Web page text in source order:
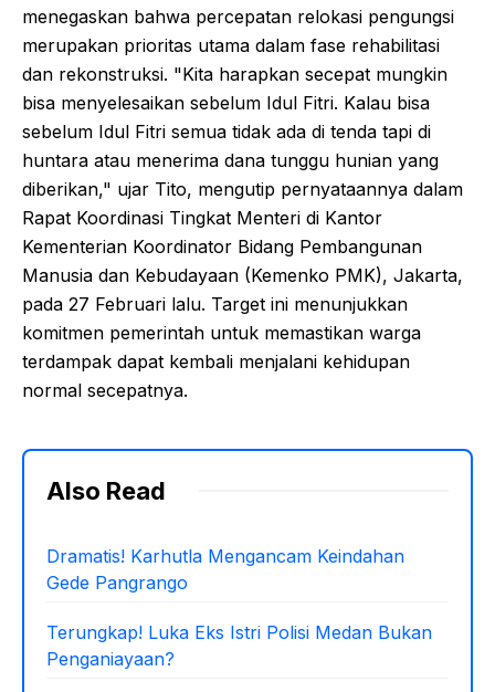
menegaskan bahwa percepatan relokasi pengungsi
merupakan prioritas utama dalam fase rehabilitasi
dan rekonstruksi. "Kita harapkan secepat mungkin
bisa menyelesaikan sebelum Idul Fitri. Kalau bisa
sebelum Idul Fitri semua tidak ada di tenda tapi di
huntara atau menerima dana tunggu hunian yang
diberikan," ujar Tito, mengutip pernyataannya dalam
Rapat Koordinasi Tingkat Menteri di Kantor
Kementerian Koordinator Bidang Pembangunan
Manusia dan Kebudayaan (Kemenko PMK), Jakarta,
pada 27 Februari lalu. Target ini menunjukkan
komitmen pemerintah untuk memastikan warga
terdampak dapat kembali menjalani kehidupan
normal secepatnya.
Also Read
Dramatis! Karhutla Mengancam Keindahan
Gede Pangrango
Terungkap! Luka Eks Istri Polisi Medan Bukan
Penganiayaan?